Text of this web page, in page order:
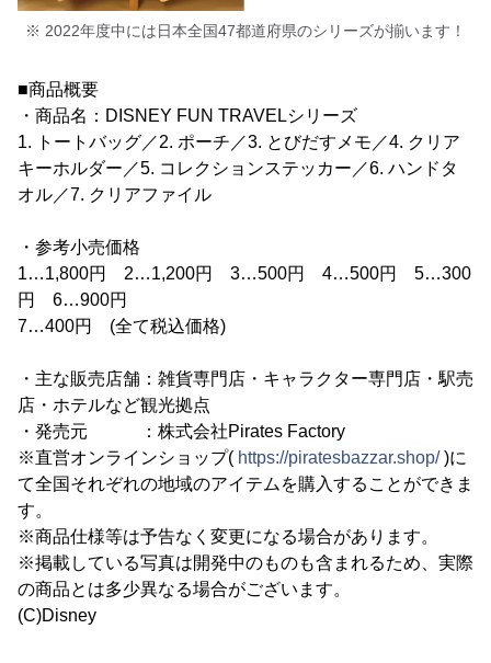
※ 2022年度中には日本全国47都道府県のシリーズが揃います！
■商品概要
・商品名：DISNEY FUN TRAVELシリーズ
1. トートバッグ／2. ポーチ／3. とびだすメモ／4. クリア
キーホルダー／5. コレクションステッカー／6. ハンドタ
オル／7. クリアファイル
・参考小売価格
1…1,800円 2…1,200円 3…500円 4…500円 5…300
円 6…900円
7…400円 (全て税込価格)
・主な販売店舗：雑貨専門店・キャラクター専門店・駅売
店・ホテルなど観光拠点
・発売元 ：株式会社Pirates Factory
※直営オンラインショップ( https://piratesbazzar.shop/)に
て全国それぞれの地域のアイテムを購入することができま
す。
※商品仕様等は予告なく変更になる場合があります。
※掲載している写真は開発中のものも含まれるため、実際
の商品とは多少異なる場合がございます。
(C)Disney